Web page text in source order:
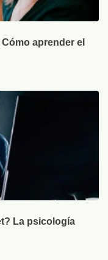
aprender el
La psicología